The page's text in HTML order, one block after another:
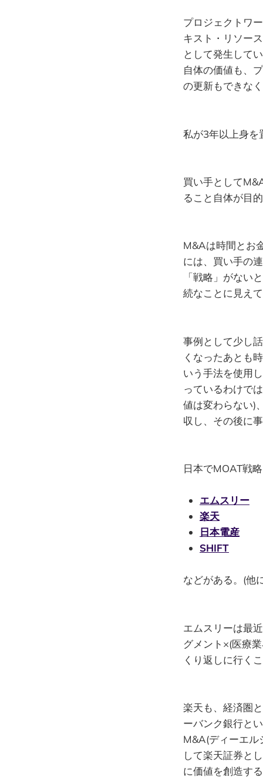
プロジェクトワ
キスト・リソー
として発生して
自体の価値も、
の更新もできな
私が3年以上身を
買い手として
ること自体が目
M&Aは時間とお
には、買い手の
「戦略」がない
続なことに見え
事例として少し
くなったあとも
いう手法を使用
っているわけで
値は変わらない)
収し、その後に
日本でMOAT戦
エムスリー
楽天
日本電産
SHIFT
などがある。(他
エムスリーは最
グメント×(医療
くり返しに行く
楽天も、経済圏
ーバンク銀行と
M&A(ディーエル
して楽天証券と
に価値を創造す